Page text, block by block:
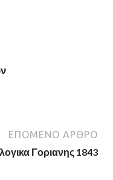
ΕΠΌΜΕΝΟ ΆΡΘΡΟ
Γοριανης 1843